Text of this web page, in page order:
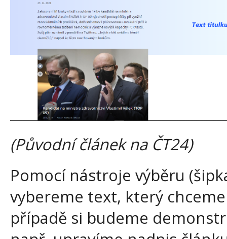
(Původní článek na ČT24)
Pomocí nástroje výběru
vybereme text, který
případě si budeme